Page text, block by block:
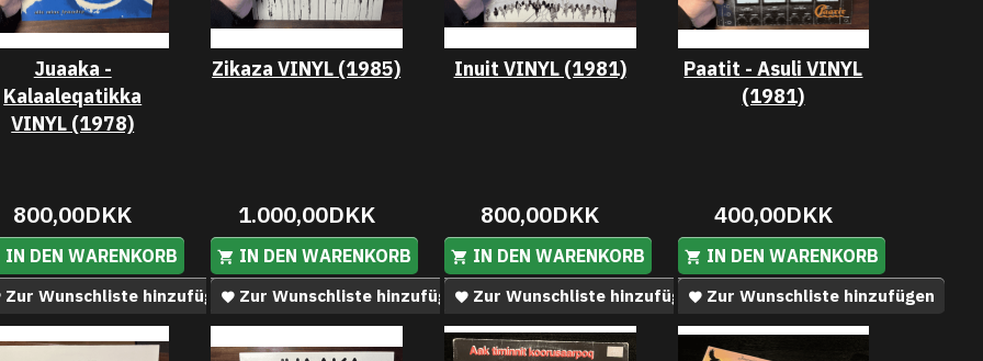
Juaaka -
Kalaaleqatikka
VINYL (1978)
800,00DKK
IN DEN WARENKORB
Zur Wunschliste hinzufügen
Zikaza VINYL (1985)
1.000,00DKK
IN DEN WARENKORB
Zur Wunschliste hinzufügen
Inuit VINYL (1981)
800,00DKK
IN DEN WARENKORB
Zur Wunschliste hinzufügen
Paatit - Asuli VINYL
(1981)
400,00DKK
IN DEN WARENKORB
Zur Wunschliste hinzufügen